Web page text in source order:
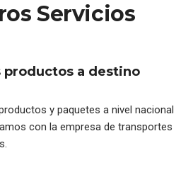
Servicios
productos a destino
y paquetes a nivel nacional
con la empresa de transportes